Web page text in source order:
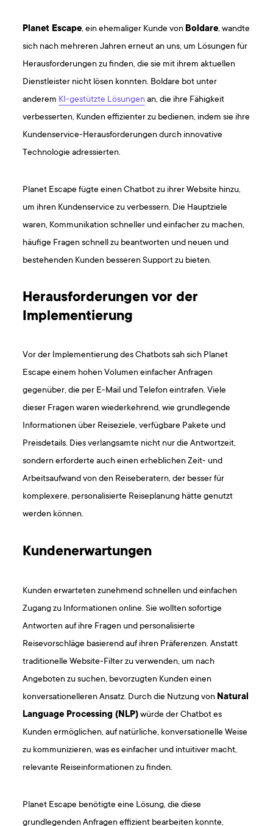
Planet Escape, ein ehemaliger Kunde von Boldare, wandte
sich nach mehreren Jahren erneut an uns, um Lösungen für
Herausforderungen zu finden, die sie mit ihrem aktuellen
Dienstleister nicht lösen konnten. Boldare bot unter
anderem KI-gestützte Lösungen an, die ihre Fähigkeit
verbesserten, Kunden effizienter zu bedienen, indem sie ihre
Kundenservice-Herausforderungen durch innovative
Technologie adressierten.
Planet Escape fügte einen Chatbot zu ihrer Website hinzu,
um ihren Kundenservice zu verbessern. Die Hauptziele
waren, Kommunikation schneller und einfacher zu machen,
häufige Fragen schnell zu beantworten und neuen und
bestehenden Kunden besseren Support zu bieten.
Herausforderungen vor der
Implementierung
Vor der Implementierung des Chatbots sah sich Planet
Escape einem hohen Volumen einfacher Anfragen
gegenüber, die per E-Mail und Telefon eintrafen. Viele
dieser Fragen waren wiederkehrend, wie grundlegende
Informationen über Reiseziele, verfügbare Pakete und
Preisdetails. Dies verlangsamte nicht nur die Antwortzeit,
sondern erforderte auch einen erheblichen Zeit- und
Arbeitsaufwand von den Reiseberatern, der besser für
komplexere, personalisierte Reiseplanung hätte genutzt
werden können.
Kundenerwartungen
Kunden erwarteten zunehmend schnellen und einfachen
Zugang zu Informationen online. Sie wollten sofortige
Antworten auf ihre Fragen und personalisierte
Reisevorschläge basierend auf ihren Präferenzen. Anstatt
traditionelle Website-Filter zu verwenden, um nach
Angeboten zu suchen, bevorzugten Kunden einen
konversationelleren Ansatz. Durch die Nutzung von Natural
Language Processing (NLP)würde der Chatbot es
Kunden ermöglichen, auf natürliche, konversationelle Weise
zu kommunizieren, was es einfacher und intuitiver macht,
relevante Reiseinformationen zu finden.
Planet Escape benötigte eine Lösung, die diese
grundlegenden Anfragen effizient bearbeiten konnte,